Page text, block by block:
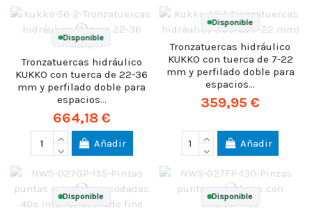
Disponible
Tronzatuercas hidráulico
KUKKO con tuerca de 22-36
mm y perfilado doble para
espacios...
664,18 €
Añadir
Disponible
Tronzatuercas hidráulico
KUKKO con tuerca de 7-22
mm y perfilado doble para
espacios...
359,95 €
Añadir
Disponible Disponible